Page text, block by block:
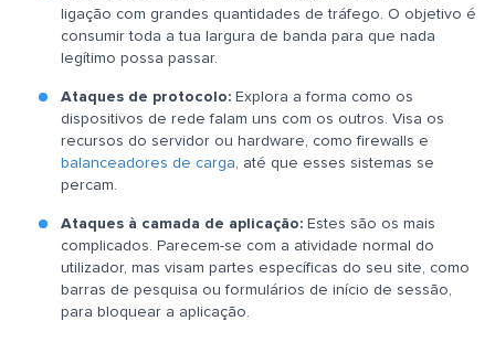
ligação com grandes quantidades de tráfego. O objetivo é
consumir toda a tua largura de banda para que nada
legítimo possa passar.
Ataques de protocolo: Explora a forma como os
dispositivos de rede falam uns com os outros. Visa os
recursos do servidor ou hardware, como firewalls e
balanceadores de carga , até que esses sistemas se
percam.
Ataques à camada de aplicação: Estes são os mais
complicados. Parecem-se com a atividade normal do
utilizador, mas visam partes específicas do seu site, como
barras de pesquisa ou formulários de início de sessão,
para bloquear a aplicação.